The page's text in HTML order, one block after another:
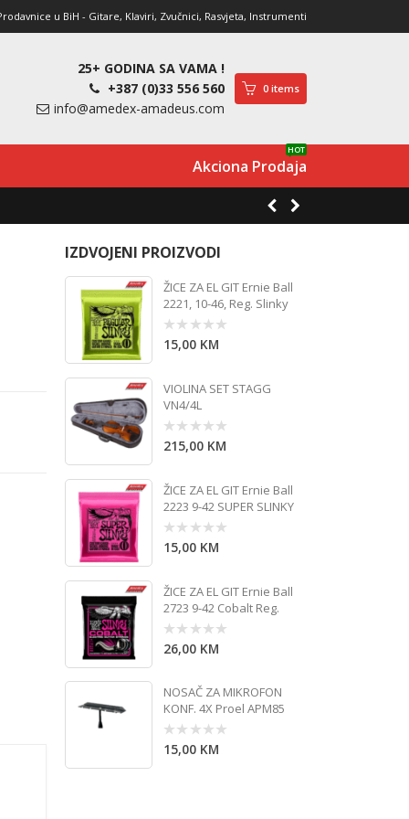
u BiH - Gitare, Klaviri, Zvučnici, Rasvjeta, Instrumenti
25+ GODINA SA VAMA !
+387 (0)33 556 560
info@amedex-amadeus.com
0 items
Akciona Prodaja
HOT
IZDVOJENI PROIZVODI
ŽICE ZA EL GIT Ernie Ball
2221, 10-46, Reg. Slinky
0
out
15,00 KM
VIOLINA SET STAGG
VN4/4L
0
215,00 KM
ŽICE ZA EL GIT Ernie Ball
2223 9-42 SUPER SLINKY
0
out
15,00 KM
ŽICE ZA EL GIT Ernie Ball
2723 9-42 Cobalt Reg.
0
out
26,00 KM
NOSAČ ZA MIKROFON
KONF. 4X Proel APM85
0
out
15,00 KM